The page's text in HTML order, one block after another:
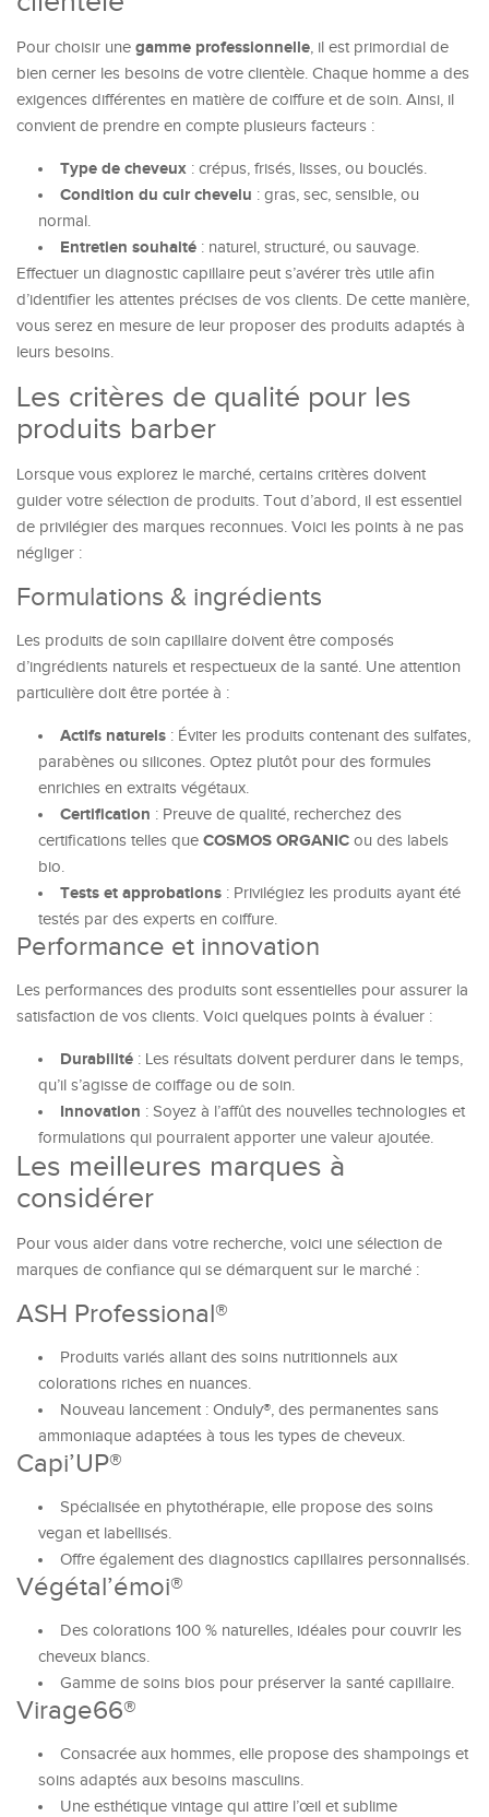
Pour choisir une gamme professionnelle, il est primordial de
bien cerner les besoins de votre clientèle. Chaque homme a des
exigences différentes en matière de coiffure et de soin. Ainsi, il
convient de prendre en compte plusieurs facteurs :
Type de cheveux : crépus, frisés, lisses, ou bouclés.
Condition du cuir chevelu : gras, sec, sensible, ou
normal.
Entretien souhaité : naturel, structuré, ou sauvage.
Effectuer un diagnostic capillaire peut s’avérer très utile afin
d’identifier les attentes précises de vos clients. De cette manière,
vous serez en mesure de leur proposer des produits adaptés à
leurs besoins.
Les critères de qualité pour les
produits barber
Lorsque vous explorez le marché, certains critères doivent
guider votre sélection de produits. Tout d’abord, il est essentiel
de privilégier des marques reconnues. Voici les points à ne pas
négliger :
Formulations & ingrédients
Les produits de soin capillaire doivent être composés
d’ingrédients naturels et respectueux de la santé. Une attention
particulière doit être portée à :
Actifs naturels : Éviter les produits contenant des sulfates,
parabènes ou silicones. Optez plutôt pour des formules
enrichies en extraits végétaux.
Certification : Preuve de qualité, recherchez des
certifications telles que COSMOS ORGANIC ou des labels
bio.
Tests et approbations : Privilégiez les produits ayant été
testés par des experts en coiffure.
Performance et innovation
Les performances des produits sont essentielles pour assurer la
satisfaction de vos clients. Voici quelques points à évaluer :
Durabilité : Les résultats doivent perdurer dans le temps,
qu’il s’agisse de coiffage ou de soin.
Innovation : Soyez à l’affût des nouvelles technologies et
formulations qui pourraient apporter une valeur ajoutée.
Les meilleures marques à
considérer
Pour vous aider dans votre recherche, voici une sélection de
marques de confiance qui se démarquent sur le marché :
ASH Professional®
Produits variés allant des soins nutritionnels aux
colorations riches en nuances.
Nouveau lancement : Onduly®, des permanentes sans
ammoniaque adaptées à tous les types de cheveux.
Capi’UP®
Spécialisée en phytothérapie, elle propose des soins
vegan et labellisés.
Offre également des diagnostics capillaires personnalisés.
Végétal’émoi®
Des colorations 100 % naturelles, idéales pour couvrir les
cheveux blancs.
Gamme de soins bios pour préserver la santé capillaire.
Virage66®
Consacrée aux hommes, elle propose des shampoings et
soins adaptés aux besoins masculins.
Une esthétique vintage qui attire l’œil et sublime